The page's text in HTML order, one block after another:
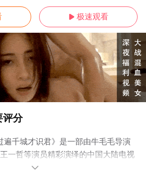
 极速观看
评分
遍千城才识君》是一部由牛毛毛导演
一哲等演员精彩演绎的中国大陆电视
晓（1-24全集），手机免费观看高清
